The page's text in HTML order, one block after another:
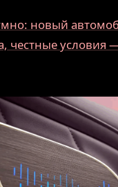
новый
честные условия